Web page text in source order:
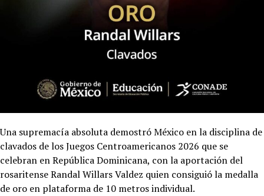
Una supremacía absoluta demostró México en la disciplina de
clavados de los Juegos Centroamericanos 2026 que se
celebran en República Dominicana, con la aportación del
rosaritense Randal Willars Valdez quien consiguió la medalla
de oro en plataforma de 10 metros individual.